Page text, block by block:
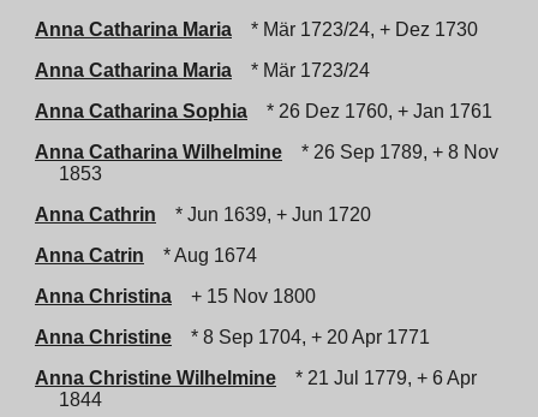
Anna Catharina Maria
* Mär 1723/24, + Dez 1730
Anna Catharina Maria
* Mär 1723/24
Anna Catharina Sophia
* 26 Dez 1760, + Jan 1761
Anna Catharina Wilhelmine
* 26 Sep 1789, + 8 Nov
1853
Anna Cathrin
* Jun 1639, + Jun 1720
Anna Catrin
* Aug 1674
Anna Christina
+ 15 Nov 1800
Anna Christine
* 8 Sep 1704, + 20 Apr 1771
Anna Christine Wilhelmine
* 21 Jul 1779, + 6 Apr
1844